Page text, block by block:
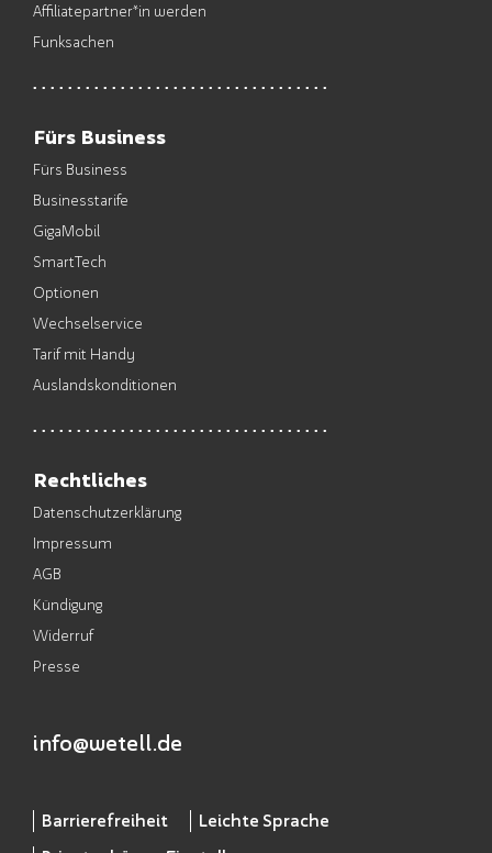
Affiliatepartner*in werden
Funksachen
Fürs Business
Fürs Business
Businesstarife
GigaMobil
SmartTech
Optionen
Wechselservice
Tarif mit Handy
Auslandskonditionen
Rechtliches
Datenschutzerklärung
Impressum
AGB
Kündigung
Widerruf
Presse
info@wetell.de
Barrierefreiheit
Leichte Sprache